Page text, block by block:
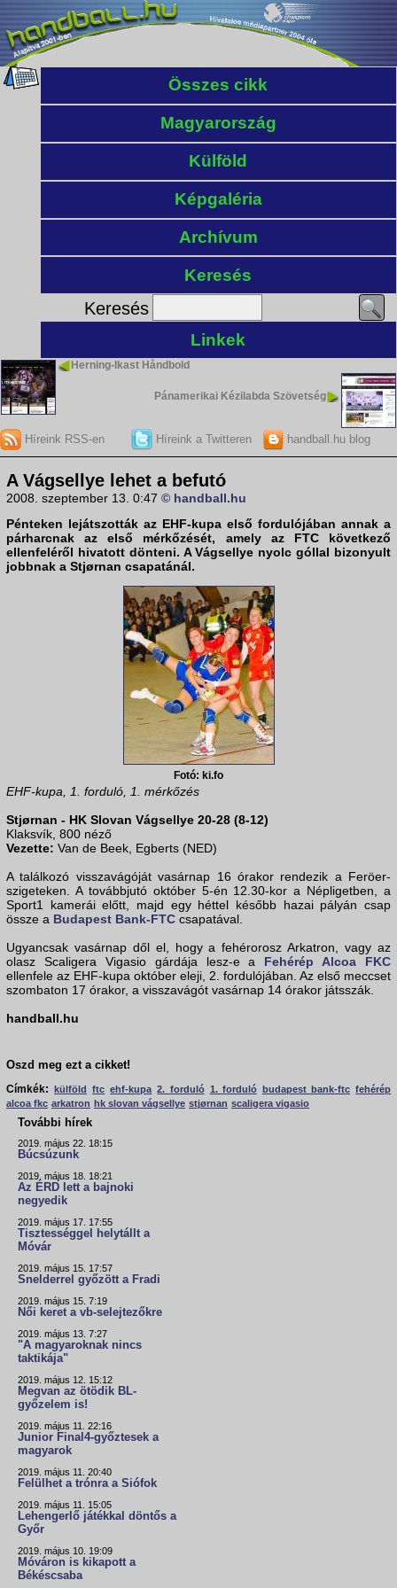
Összes cikk
Magyarország
Külföld
Képgaléria
Archívum
Keresés
Keresés
Linkek
Herning-Ikast Håndbold
Pánamerikai Kézilabda Szövetség
Híreink RSS-en Híreink a Twitteren handball.hu blog
A Vágsellye lehet a befutó
2008. szeptember 13. 0:47 © handball.hu
Pénteken lejátszották az EHF-kupa első fordulójában annak a
párharcnak az első mérkőzését, amely az FTC következő
ellenfeléről hivatott dönteni. AVágsellye nyolc góllal bizonyult
jobbnak a Stjørnan csapatánál.
Fotó: ki.fo
EHF-kupa, 1. forduló, 1. mérkőzés
Stjørnan - HK Slovan Vágsellye 20-28 (8-12)
Klaksvík, 800 néző
Vezette: Van de Beek, Egberts (NED)
A találkozó visszavágóját vasárnap 16 órakor rendezik a Feröer-
szigeteken. A továbbjutó október 5-én 12.30-kor a Népligetben, a
Sport1 kamerái előtt, majd egy héttel később hazai pályán csap
össze a Budapest Bank-FTC csapatával.
Ugyancsak vasárnap dől el, hogy a fehérorosz Arkatron, vagy az
olasz Scaligera Vigasio gárdája lesz-e a Fehérép Alcoa FKC
ellenfele az EHF-kupa október eleji, 2. fordulójában. Az első meccset
szombaton 17 órakor, a visszavágót vasárnap 14 órakor játsszák.
handball.hu
Oszd meg ezt a cikket!
Címkék: külföld ftc ehf-kupa 2. forduló 1. forduló budapest bank-ftc fehérép
alcoa fkc arkatron hk slovan vágsellye stjørnan scaligera vigasio
További hírek
2019. május 22. 18:15
Búcsúzunk
2019. május 18. 18:21
Az ÉRD lett a bajnoki
negyedik
2019. május 17. 17:55
Tisztességgel helytállt a
Móvár
2019. május 15. 17:57
Snelderrel győzött a Fradi
2019. május 15. 7:19
Női keret a vb-selejtezőkre
2019. május 13. 7:27
"A magyaroknak nincs
taktikája"
2019. május 12. 15:12
Megvan az ötödik BL-
győzelem is!
2019. május 11. 22:16
Junior Final4-győztesek a
magyarok
2019. május 11. 20:40
Felülhet a trónra a Siófok
2019. május 11. 15:05
Lehengerlő játékkal döntős a
Győr
2019. május 10. 19:09
Móváron is kikapott a
Békéscsaba